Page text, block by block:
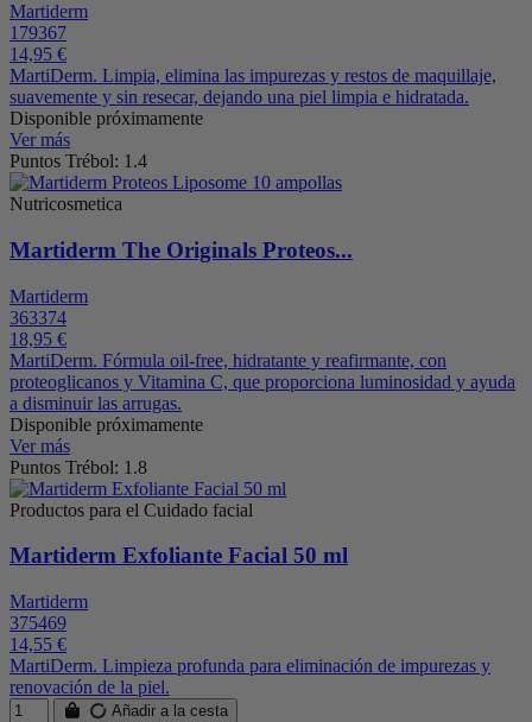
Martiderm
179367
14,95 €
MartiDerm. Limpia, elimina las impurezas y restos de maquillaje,
suavemente y sin resecar, dejando una piel limpia e hidratada.
Disponible próximamente
Ver más
Puntos Trébol: 1.4
Nutricosmetica
Martiderm The Originals Proteos...
Martiderm
363374
18,95 €
MartiDerm. Fórmula oil-free, hidratante y reafirmante, con
proteoglicanos y Vitamina C, que proporciona luminosidad y ayuda
a disminuir las arrugas.
Disponible próximamente
Ver más
Puntos Trébol: 1.8
Productos para el Cuidado facial
Martiderm Exfoliante Facial 50 ml
Martiderm
375469
14,55 €
MartiDerm. Limpieza profunda para eliminación de impurezas y
renovación de la piel.
Añadir a la cesta